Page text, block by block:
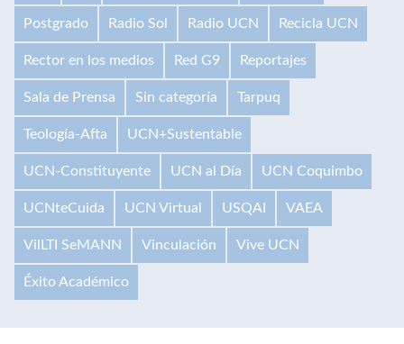
Postgrado Radio Sol Radio UCN Recicla UCN
Rector en los medios Red G9 Reportajes
Sala de Prensa Sin categoría Tarpuq
Teología-Afta UCN+Sustentable
UCN-Constituyente UCN al Día UCN Coquimbo
UCNteCuida UCN Virtual USQAI VAEA
VilLTI SeMANN Vinculación Vive UCN
Éxito Académico